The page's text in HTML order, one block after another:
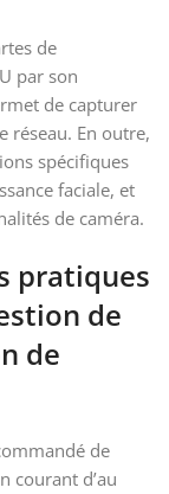
de
par son
de capturer
réseau. En outre,
spécifiques
faciale, et
de caméra.
pratiques
de
de
de
courant d’au